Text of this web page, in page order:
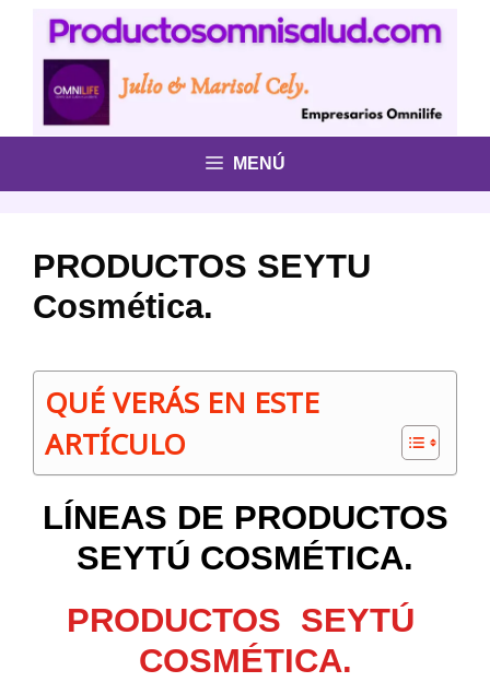
Saltar
contenido
MENÚ
PRODUCTOS SEYTU
Cosmética.
QUÉ VERÁS EN ESTE
ARTÍCULO
LÍNEAS DE PRODUCTOS
SEYTÚ COSMÉTICA.
PRODUCTOS SEYTÚ
COSMÉTICA.